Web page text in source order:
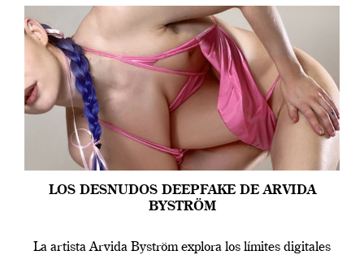
LOS DESNUDOS DEEPFAKE DE ARVIDA
BYSTRÖM
La artista Arvida Byström explora los límites digitales